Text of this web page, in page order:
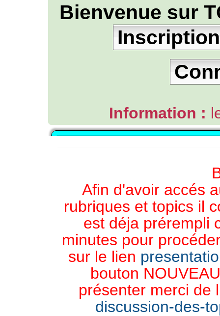
Bienvenue sur
Inscription
Information :
Afin d'avoir accés
rubriques et topics il
est déja prérempli
minutes pour
sur le lien
bouton
présenter merci de
discussion-des-